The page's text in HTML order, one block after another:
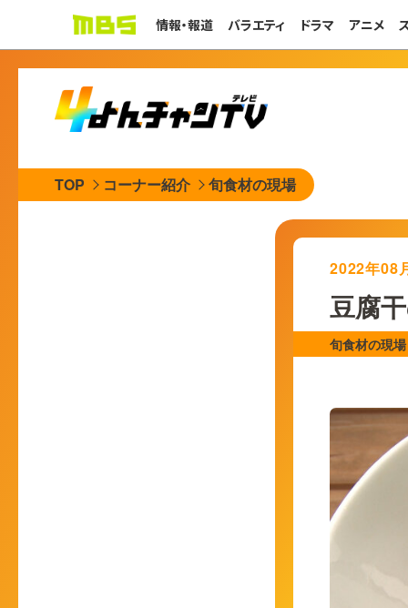
情報・報道 バラエティ ドラマ アニメ
TOP コーナー紹介 旬食材の現場
2022年08
豆腐
旬食材の現場